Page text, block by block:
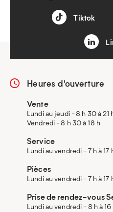
Tiktok
Heures d'ouverture
Vente
Lundi au jeudi - 8 h 30 à 21
Vendredi - 8 h 30 à 18 h
Service
Lundi au vendredi - 7 h à 17
Pièces
Lundi au vendredi - 7 h à 17
Prise de rendez-vous
Lundi au vendredi - 8 h à 16